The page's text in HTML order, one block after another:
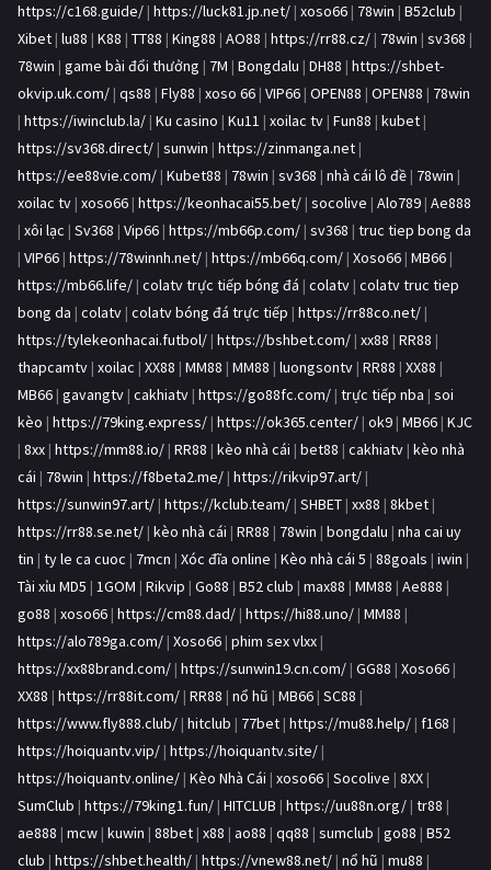
https://c168.guide/ | https://luck81.jp.net/ | xoso66 | 78win | B52club |
Xibet | lu88 | K88 | TT88 | King88 | AO88 | https://rr88.cz/ | 78win | sv368 |
78win | game bài đổi thưởng | 7M | Bongdalu | DH88 | https://shbet-
okvip.uk.com/ | qs88 | Fly88 | xoso 66 | VIP66 | OPEN88 | OPEN88 | 78win
| https://iwinclub.la/ | Ku casino | Ku11 | xoilac tv | Fun88 | kubet |
https://sv368.direct/ | sunwin | https://zinmanga.net |
https://ee88vie.com/ | Kubet88 | 78win | sv368 | nhà cái lô đề | 78win |
xoilac tv | xoso66 | https://keonhacai55.bet/ | socolive | Alo789 | Ae888
| xôi lạc | Sv368 | Vip66 | https://mb66p.com/ | sv368 | truc tiep bong da
| VIP66 | https://78winnh.net/ | https://mb66q.com/ | Xoso66 | MB66 |
https://mb66.life/ | colatv trực tiếp bóng đá | colatv | colatv truc tiep
bong da | colatv | colatv bóng đá trực tiếp | https://rr88co.net/ |
https://tylekeonhacai.futbol/ | https://bshbet.com/ | xx88 | RR88 |
thapcamtv | xoilac | XX88 | MM88 | MM88 | luongsontv | RR88 | XX88 |
MB66 | gavangtv | cakhiatv | https://go88fc.com/ | trực tiếp nba | soi
kèo | https://79king.express/ | https://ok365.center/ | ok9 | MB66 | KJC
| 8xx | https://mm88.io/ | RR88 | kèo nhà cái | bet88 | cakhiatv | kèo nhà
cái | 78win | https://f8beta2.me/ | https://rikvip97.art/ |
https://sunwin97.art/ | https://kclub.team/ | SHBET | xx88 | 8kbet |
https://rr88.se.net/ | kèo nhà cái | RR88 | 78win | bongdalu | nha cai uy
tin | ty le ca cuoc | 7mcn | Xóc đĩa online | Kèo nhà cái 5 | 88goals | iwin |
Tài xỉu MD5 | 1GOM | Rikvip | Go88 | B52 club | max88 | MM88 | Ae888 |
go88 | xoso66 | https://cm88.dad/ | https://hi88.uno/ | MM88 |
https://alo789ga.com/ | Xoso66 | phim sex vlxx |
https://xx88brand.com/ | https://sunwin19.cn.com/ | GG88 | Xoso66 |
XX88 | https://rr88it.com/ | RR88 | nổ hũ | MB66 | SC88 |
https://www.fly888.club/ | hitclub | 77bet | https://mu88.help/ | f168 |
https://hoiquantv.vip/ | https://hoiquantv.site/ |
https://hoiquantv.online/ | Kèo Nhà Cái | xoso66 | Socolive | 8XX |
SumClub | https://79king1.fun/ | HITCLUB | https://uu88n.org/ | tr88 |
ae888 | mcw | kuwin | 88bet | x88 | ao88 | qq88 | sumclub | go88 | B52
club | https://shbet.health/ | https://vnew88.net/ | nổ hũ | mu88 |